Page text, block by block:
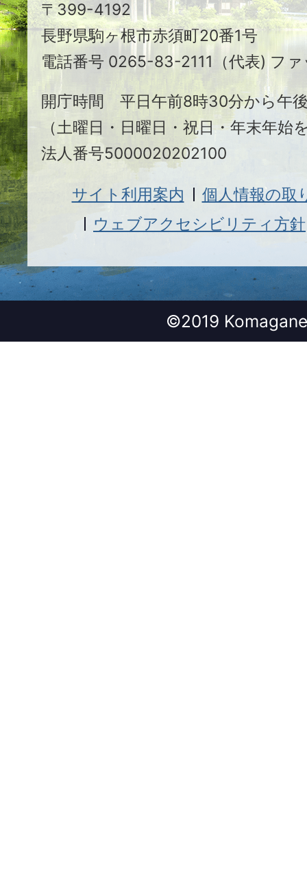
ヶ
根
市
〒399-4192
長野県駒ヶ根市赤須町20番1号
電話番号 0265-83-2111（代表) フ
開庁時間 平日午前8時30分から午
（土曜日・日曜日・祝日・年末年始
法人番号5000020202100
サイト利用案内
個人情報の取
ウェブアクセシビリティ方針
©2019